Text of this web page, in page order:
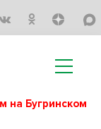
на Бугринском